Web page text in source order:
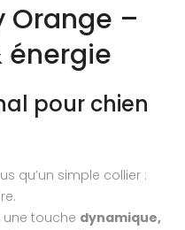
Orange –
énergie
pour chien
qu’un simple collier :
touche dynamique,